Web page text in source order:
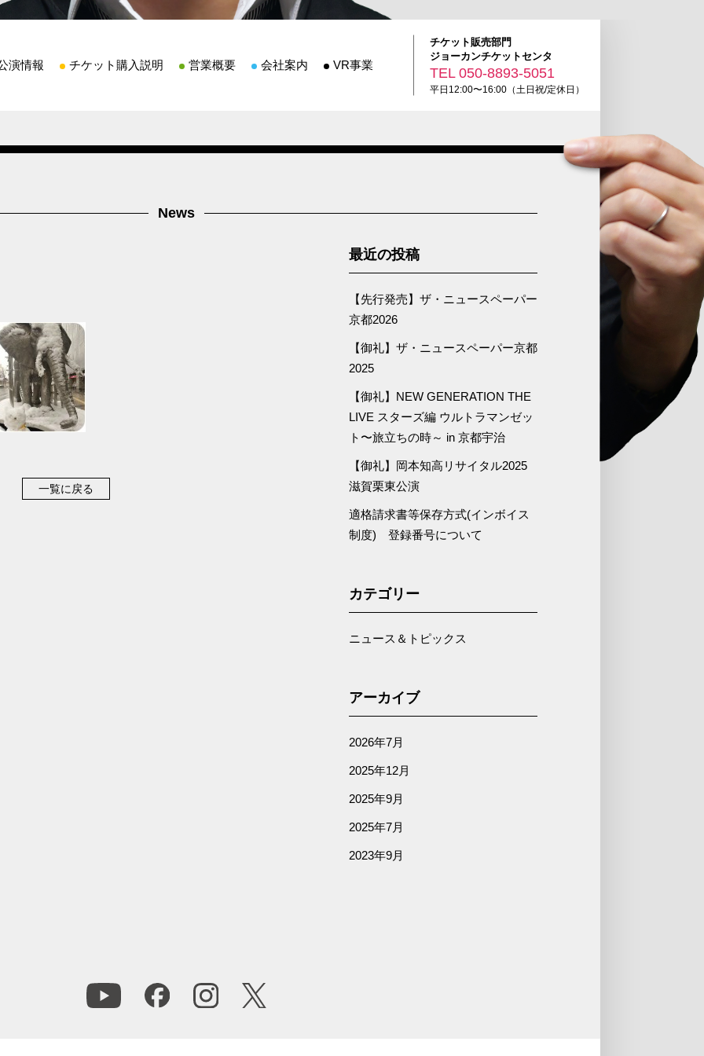
演情報 チケット購入説明 営業概要 会社案内 VR事業
チケット販売部門
ジョーカンチケットセンタ
TEL 050-8893-5051
平日12:00〜16:00（土日祝/定休日）
News
一覧に戻る
最近の投稿
【先行発売】ザ・ニュースペーパー
京都2026
【御礼】ザ・ニュースペーパー京都
2025
【御礼】NEW GENERATION THE
LIVE スターズ編 ウルトラマンゼッ
ト〜旅立ちの時～ in 京都宇治
【御礼】岡本知高リサイタル2025
滋賀栗東公演
適格請求書等保存方式(インボイス
制度) 登録番号について
カテゴリー
ニュース＆トピックス
アーカイブ
2026年7月
2025年12月
2025年9月
2025年7月
2023年9月